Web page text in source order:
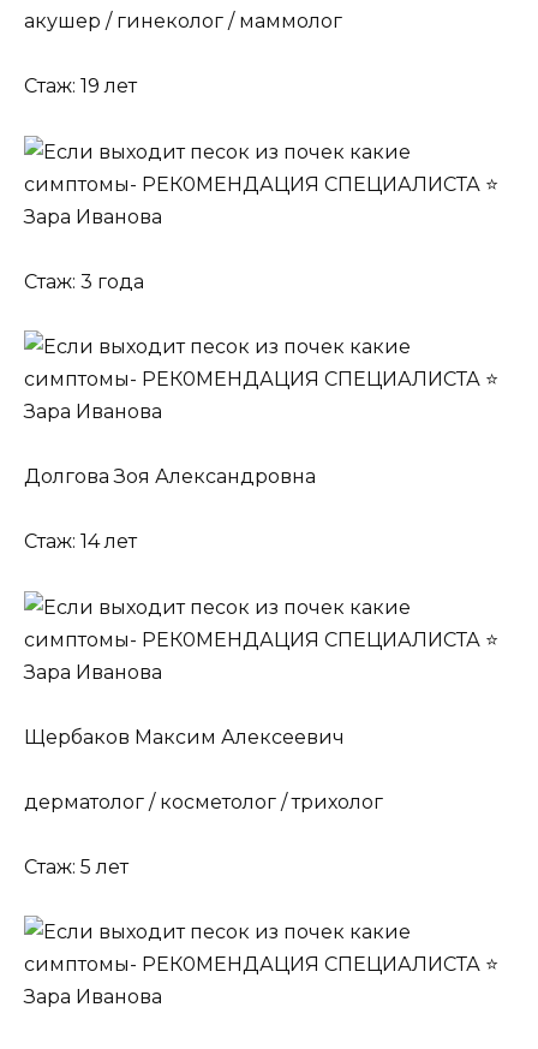
акушер / гинеколог / маммолог
Стаж: 19 лет
Стаж: 3 года
Долгова Зоя Александровна
Стаж: 14 лет
Щербаков Максим Алексеевич
дерматолог / косметолог / трихолог
Стаж: 5 лет